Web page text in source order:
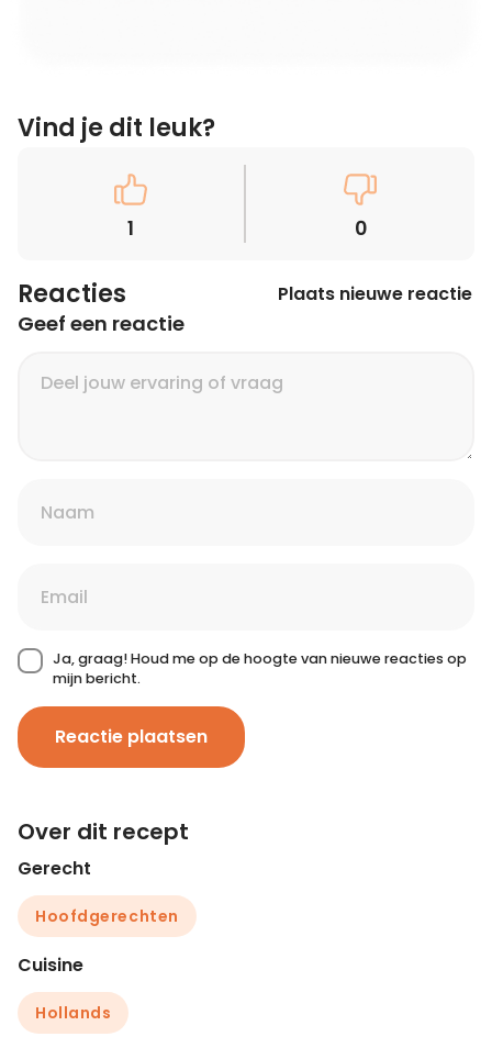
Vind je dit leuk?
1 0
Reacties Plaats nieuwe reactie
Geef een reactie
Ja, graag! Houd me op de hoogte van nieuwe reacties op
mijn bericht.
Reactie plaatsen
Over dit recept
Gerecht
Hoofdgerechten
Cuisine
Hollands